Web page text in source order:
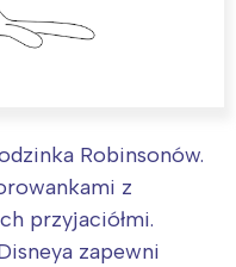
Robinsonów.
z
przyjaciółmi.
zapewni